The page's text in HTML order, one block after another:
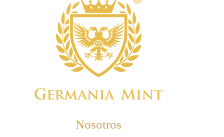
Nosotros